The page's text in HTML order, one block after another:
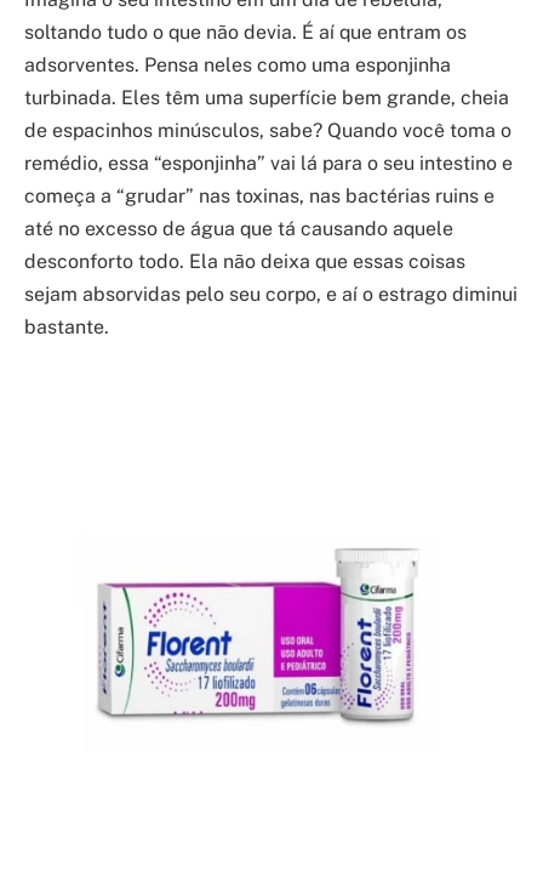
soltando tudo o que não devia. É aí que entram os
adsorventes. Pensa neles como uma esponjinha
turbinada. Eles têm uma superfície bem grande, cheia
de espacinhos minúsculos, sabe? Quando você toma o
remédio, essa “esponjinha” vai lá para o seu intestino e
começa a “grudar” nas toxinas, nas bactérias ruins e
até no excesso de água que tá causando aquele
desconforto todo. Ela não deixa que essas coisas
sejam absorvidas pelo seu corpo, e aí o estrago diminui
bastante.